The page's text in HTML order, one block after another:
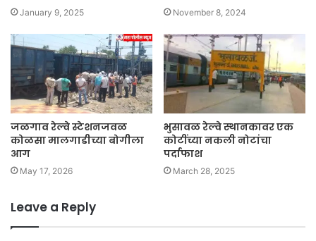
January 9, 2025 November 8, 2024
जळगाव रेल्वे स्टेशनजवळ
कोळसा मालगाडीच्या बोगीला
आग
May 17, 2026
भुसावळ रेल्वे स्थानकावर एक
कोटींच्या नकली नोटांचा
पर्दाफाश
March 28, 2025
Leave a Reply